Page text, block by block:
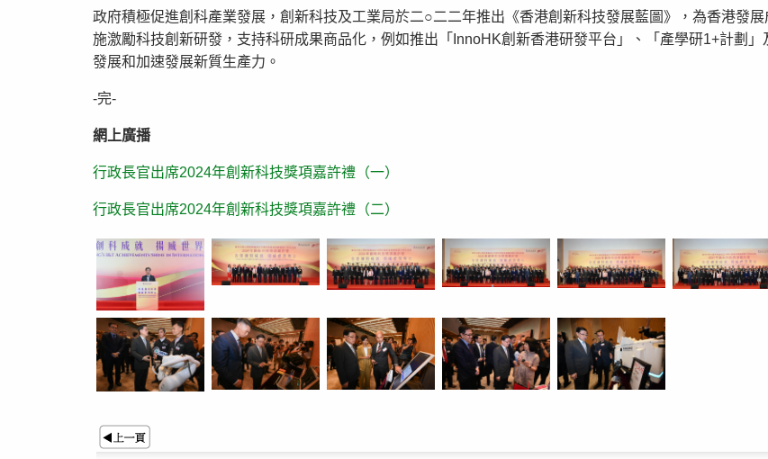
政府積極促進創科產業發展，創新科技及工業局於二○二二年推出《香港創新科技發展藍圖》，為香港發
施激勵科技創新研發，支持科研成果商品化，例如推出「InnoHK創新香港研發平台」、「產學研1+計劃
發展和加速發展新質生產力。
-完-
網上廣播
行政長官出席2024年創新科技獎項嘉許禮（一）
行政長官出席2024年創新科技獎項嘉許禮（二）